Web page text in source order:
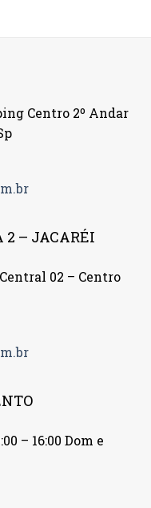
Centro 2º Andar
2 – JACARÉI
02 – Centro
– 16:00 Dom e